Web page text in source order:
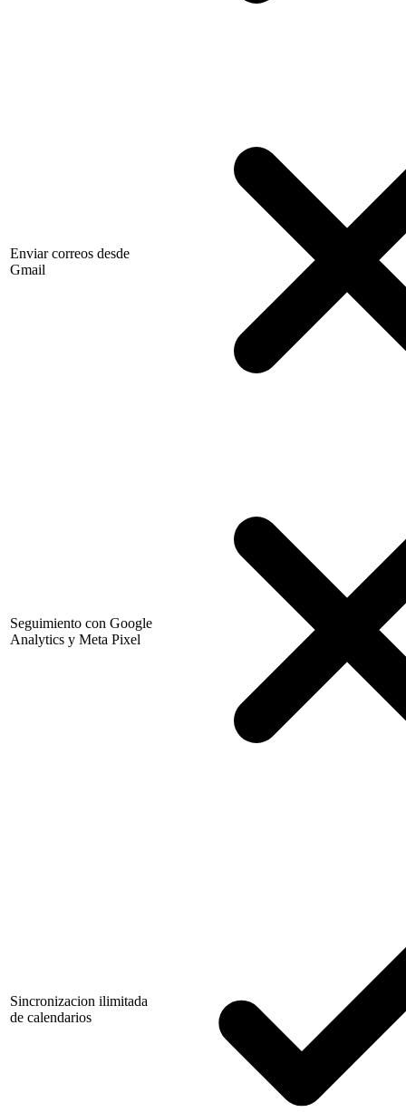
Enviar correos desde
Gmail
Seguimiento con Google
Analytics y Meta Pixel
Sincronizacion ilimitada
de calendarios